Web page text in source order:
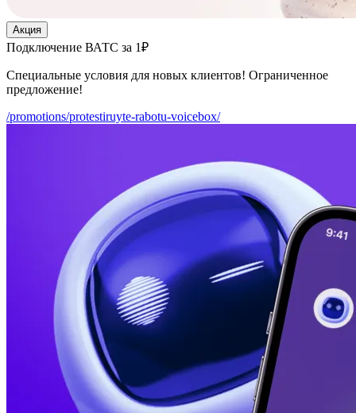
Акция
Подключение ВАТС за 1₽
Специальные условия для новых клиентов! Ограниченное
предложение!
/promotions/protestiruyte-rabotu-voicebox/